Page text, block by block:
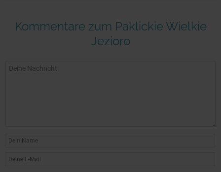
Kommentare zum Paklickie Wielkie
Jezioro